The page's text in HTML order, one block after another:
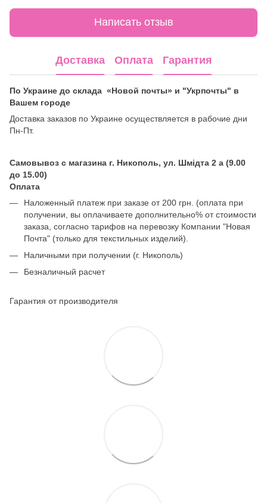
Написать отзыв
Доставка Оплата Гарантия
По Украине до склада «Новой почты» и "Укрпочты" в
Вашем городе
Доставка заказов по Украине осуществляется в рабочие дни
Пн-Пт.
Самовывоз с магазина г. Никополь, ул. Шмідта 2 а (9.00
до 15.00)
Оплата
Наложенный платеж при заказе от 200 грн. (оплата при
получении, вы оплачиваете дополнительно% от стоимости
заказа, согласно тарифов на перевозку Компании "Новая
Почта" (только для текстильных изделий).
Наличными при получении (г. Никополь)
Безналичный расчет
Гарантия от производителя